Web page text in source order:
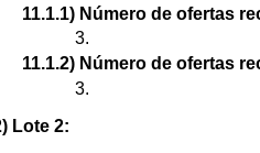
11.1.1) Número de ofertas
3.
11.1.2) Número de ofertas
3.
Lote 2: